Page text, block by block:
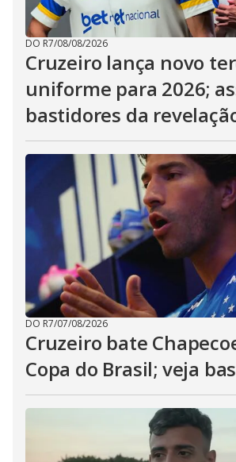
DO R7/08/08/2026
Cruzeiro lança novo
uniforme para 2026;
bastidores da
DO R7/07/08/2026
Cruzeiro bate
Copa do Brasil; veja